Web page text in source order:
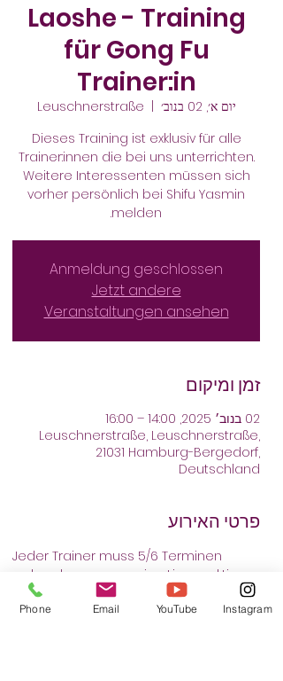
Laoshe - Training
für Gong Fu
Trainer:in
יום א׳, 02 בנוב׳
Leuschnerstraße
Dieses Training ist exklusiv für alle
Trainer:innen die bei uns unterrichten.
Weitere Interessenten müssen sich
vorher persönlich bei Shifu Yasmin
melden.
Anmeldung geschlossen
Jetzt andere
Veranstaltungen ansehen
זמן ומיקום
02 בנוב׳ 2025, 14:00 – 16:00
Leuschnerstraße, Leuschnerstraße,
21031 Hamburg-Bergedorf,
Deutschland
פרטי האירוע
Jeder Trainer muss 5/6 Terminen
wahrnehmen, um seine Lizenz aktiv zu
halten. Beim Trainertraining muss der
Gong Fu-Pass mitgebracht werden.
Phone Email YouTube Instagram